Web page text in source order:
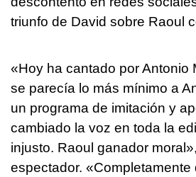
triunfo de David sobre Raoul
«Hoy ha cantado por Antonio
se parecía lo más mínimo a
un programa de imitación y
cambiado la voz en toda la
injusto. Raoul ganador
espectador.